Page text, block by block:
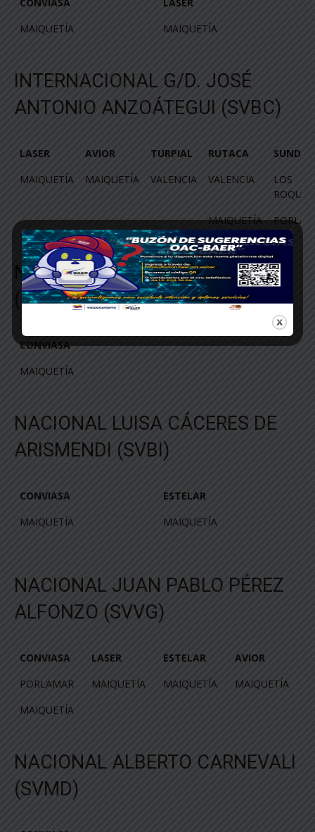
MAIQUETÍA
MAIQUETÍA
INTERNACIONAL G/D. JOSÉ
ANTONIO ANZOÁTEGUI (SVBC)
LASER AVIOR TURPIAL RUTACA
LASER
AVIOR TURPIAL RUTACA
MAIQUETÍA MAIQUETÍA VALENCIA VALENCIA
LOS
ROQUES
MAIQUETÍA
NACIONAL CACIQUE ARAMARE
(SVPA)
CONVIASA
CONVIASA
MAIQUETÍA
NACIONAL LUISA CÁCERES DE
ARISMENDI (SVBI)
CONVIASA
ESTELAR
CONVIASA
ESTELAR
MAIQUETÍA MAIQUETÍA
NACIONAL JUAN PABLO PÉREZ
ALFONZO (SVVG)
CONVIASA LASER ESTELAR
AVIOR
CONVIASA
LASER ESTELAR AVIOR
PORLAMAR MAIQUETÍA MAIQUETÍA
MAIQUETÍA
MAIQUETÍA
NACIONAL ALBERTO CARNEVALI
(SVMD)